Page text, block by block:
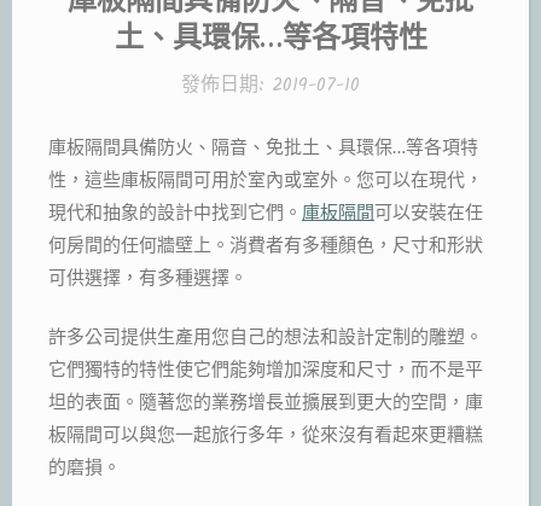
土、具環保…等各項特性
發佈日期: 2019-07-10
庫板隔間具備防火、隔音、免批土、具環保…等各項特
性，這些庫板隔間可用於室內或室外。您可以在現代，
現代和抽象的設計中找到它們。 庫板隔間可以安裝在任
何房間的任何牆壁上。消費者有多種顏色，尺寸和形狀
可供選擇，有多種選擇。
許多公司提供生產用您自己的想法和設計定制的雕塑。
它們獨特的特性使它們能夠增加深度和尺寸，而不是平
坦的表面。隨著您的業務增長並擴展到更大的空間，庫
板隔間可以與您一起旅行多年，從來沒有看起來更糟糕
的磨損。